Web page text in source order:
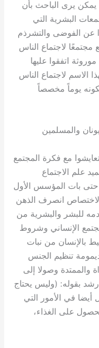
يمكن يرى الباحث بأن
البشرية التي
عن الفوضى والتشرذم
لاجتماع الناس
اتفقوا عليها
الاسم لاجتماع الناس
يوماً مخصصاً
والمسلمين
مع فكرة المجتمع
علم الاجتماع
حتى بات المؤسس الأول
الاختصاص انصرف الذهن
للبشر والبشرية من
الإنساني وشروط
بالإنسان من نبات
تنظيم الجنس
والممتدة وصولا إلى
بقوله: (وليس يحتاج
أيضا في الأمور التي
على الغذاء،